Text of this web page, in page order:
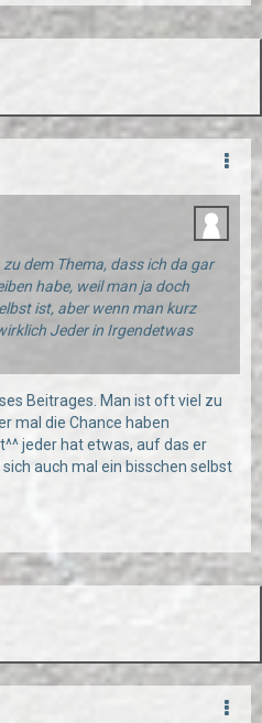
dem Thema, dass ich da gar
habe, weil man ja doch
ist, aber wenn man kurz
Jeder in Irgendetwas
Beitrages. Man ist oft viel zu
mal die Chance haben
jeder hat etwas, auf das er
auch mal ein bisschen selbst